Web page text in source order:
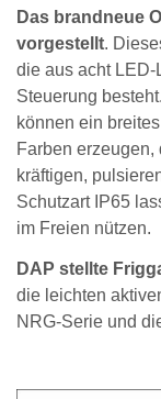
Das brandneue
vorgestellt.
die aus acht
Steuerung
können ein
Farben
kräftigen,
Schutzart IP65
im Freien nützen.
DAP stellte
die leichten
NRG-Serie und